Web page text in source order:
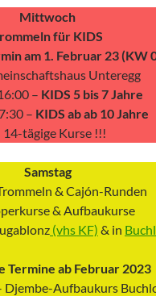
Mittwoch
für KIDS
am 1. Februar 23 (KW
Unteregg
– KIDS 5 bis 7 Jahre
– KIDS ab ab 10 Jahre
14-tägige Kurse !!!
Samstag
& Cajón-Runden
& Aufbaukurse
(vhs KF) & in
Termine ab Februar 2023
Djembe-Aufbaukurs